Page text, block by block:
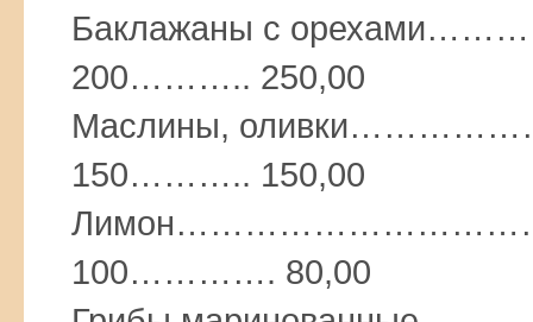
Баклажаны с
200……….. 250,00
Маслины,
150……….. 150,00
100…………. 80,00